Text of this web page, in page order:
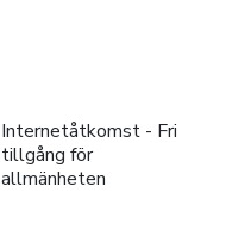
Internetåtkomst - Fri
tillgång för
allmänheten